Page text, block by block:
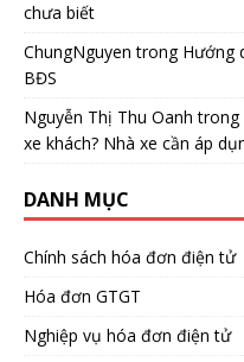
chưa biết
ChungNguyen trong Hướng
BĐS
Nguyễn Thị Thu Oanh trong
xe khách? Nhà xe cần áp
DANH MỤC
Chính sách hóa đơn điện tử
Hóa đơn GTGT
Nghiệp vụ hóa đơn điện tử